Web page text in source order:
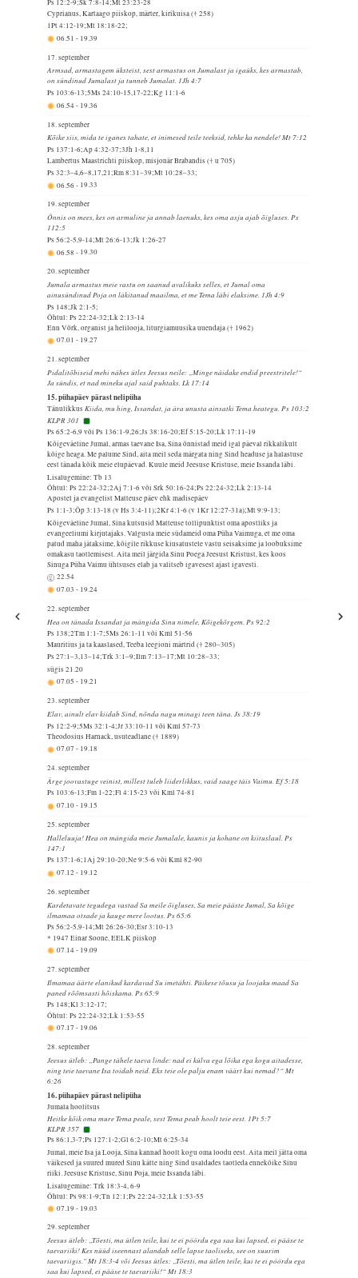
Ps 12:2-9;Sk 7:8-14;Mt 23:23-28
Cyprianus, Kartaago piiskop, märter, kirikuisa († 258)
1Pt 4:12-19;Mt 18:18-22;
06.51- 19.39
17. september
Armsad, armastagem üksteist, sest armastus on Jumalast ja igaüks, kes armastab,
on sündinud Jumalast ja tunneb Jumalat. 1Jh 4:7
Ps 103:6-13;5Ms 24:10-15,17-22;Kg 11:1-6
06.54- 19.36
18. september
Kõike siis, mida te iganes tahate, et inimesed teile teeksid, tehke ka nendele! Mt 7:12
Ps 137:1-6;Ap 4:32-37;3Jh 1-8,11
Lambertus Maastrichti piiskop, misjonär Brabandis († u 705)
Ps 32:3–4,6–8,17,21;Rm 8:31–39;Mt 10:28–33;
06.56- 19.33
19. september
Õnnis on mees, kes on armuline ja annab laenuks, kes oma asju ajab õigluses. Ps
112:5
Ps 56:2-5,9-14;Mt 26:6-13;Jk 1:26-27
06.58- 19.30
20. september
Jumala armastus meie vastu on saanud avalikuks selles, et Jumal oma
ainusündinud Poja on läkitanud maailma, et me Tema läbi elaksime. 1Jh 4:9
Ps 148;Jk 2:1-5;
Õhtul: Ps 22:24-32;Lk 2:13-14
Enn Võrk, organist ja helilooja, liturgiamuusika uuendaja († 1962)
07.01- 19.27
21. september
Pidalitõbiseid mehi nähes ütles Jeesus neile: „Minge näidake endid preestritele!“
Ja sündis, et nad mineku ajal said puhtaks. Lk 17:14
15. pühapäev pärast nelipüha
Tänulikkus Kiida, mu hing, Issandat, ja ära unusta ainsatki Tema heategu. Ps 103:2
KLPR 301
Ps 65:2-6,9 või Ps 136:1-9,26;Js 38:16-20;Ef 5:15-20;Lk 17:11-19
Kõigeväeline Jumal, armas taevane Isa, Sina õnnistad meid igal päeval rikkalikult
kõige heaga. Me palume Sind, aita meil seda märgata ning Sind headuse ja halastuse
eest tänada kõik meie elupäevad. Kuule meid Jeesuse Kristuse, meie Issanda läbi.
Lisalugemine: Tb 13
Õhtul: Ps 22:24-32;2Aj 7:1-6 või Srk 50:16-24;Ps 22:24-32;Lk 2:13-14
Apostel ja evangelist Matteuse päev ehk madisepäev
Ps 1:1-3;Õp 3:13-18 (v Hs 3:4-11);2Kr 4:1-6 (v 1Kr 12:27-31a);Mt 9:9-13;
Kõigeväeline Jumal, Sina kutsusid Matteuse tollipunktist oma apostliks ja
evangeeliumi kirjutajaks. Valgusta meie südameid oma Püha Vaimuga, et me oma
patud maha jätaksime, kõigile rikkuse kiusatustele vastu seisaksime ja loobuksime
omakasu taotlemisest. Aita meil järgida Sinu Poega Jeesust Kristust, kes koos
Sinuga Püha Vaimu ühtsuses elab ja valitseb igavesest ajast igavesti.
22.54
07.03- 19.24
22. september
Hea on tänada Issandat ja mängida Sinu nimele, Kõigekõrgem. Ps 92:2
Ps 138;2Tm 1:1-7;5Ms 26:1-11 või Kml 51-56
Mauritius ja ta kaaslased, Teeba leegioni märtrid († 280–305)
Ps 27:1–3,13–14;Trk 3:1–9;Ilm 7:13–17;Mt 10:28–33;
sügis 21.20
07.05- 19.21
23. september
Elav, ainult elav kiidab Sind, nõnda nagu minagi teen täna. Js 38:19
Ps 12:2-9;5Ms 32:1-4;Jr 33:10-11 või Kml 57-73
Theodosius Harnack, usuteadlane († 1889)
07.07- 19.18
24. september
Ärge joovastuge veinist, millest tuleb liiderlikkus, vaid saage täis Vaimu. Ef 5:18
Ps 103:6-13;Fm 1-22;Fl 4:15-23 või Kml 74-81
07.10- 19.15
25. september
Halleluuja! Hea on mängida meie Jumalale, kaunis ja kohane on kiituslaul. Ps
147:1
Ps 137:1-6;1Aj 29:10-20;Ne 9:5-6 või Kml 82-90
07.12- 19.12
26. september
Kardetavate tegudega vastad Sa meile õigluses, Sa meie pääste Jumal, Sa kõige
ilmamaa otsade ja kauge mere lootus. Ps 65:6
Ps 56:2-5,9-14;Mt 26:26-30;Esr 3:10-13
* 1947 Einar Soone, EELK piiskop
07.14- 19.09
27. september
Ilmamaa äärte elanikud kardavad Su imetähti. Päikese tõusu ja loojaku maad Sa
paned rõõmsasti hõiskama. Ps 65:9
Ps 148;Kl 3:12-17;
Õhtul: Ps 22:24-32;Lk 1:53-55
07.17- 19.06
28. september
Jeesus ütleb: „Pange tähele taeva linde: nad ei külva ega lõika ega kogu aitadesse,
ning teie taevane Isa toidab neid. Eks teie ole palju enam väärt kui nemad?“ Mt
6:26
16. pühapäev pärast nelipüha
Jumala hoolitsus
Heitke kõik oma mure Tema peale, sest Tema peab hoolt teie eest. 1Pt 5:7
KLPR 357
Ps 86:1,3-7;Ps 127:1-2;Gl 6:2-10;Mt 6:25-34
Jumal, meie Isa ja Looja, Sina kannad hoolt kogu oma loodu eest. Aita meil jätta oma
väikesed ja suured mured Sinu kätte ning Sind usaldades taotleda ennekõike Sinu
riiki. Jeesuse Kristuse, Sinu Poja, meie Issanda läbi.
Lisalugemine: Trk 18:3-4, 6-9
Õhtul: Ps 98:1-9;Tn 12:1;Ps 22:24-32;Lk 1:53-55
07.19- 19.03
29. september
Jeesus ütleb: „Tõesti, ma ütlen teile, kui te ei pöördu ega saa kui lapsed, ei pääse te
taevariiki! Kes nüüd iseennast alandab selle lapse taoliseks, see on suurim
taevariigis." Mt 18:3-4 või Jeesus ütles: „Tõesti, ma ütlen teile, kui te ei pöördu ega
saa kui lapsed, ei pääse te taevariiki!“ Mt 18:3